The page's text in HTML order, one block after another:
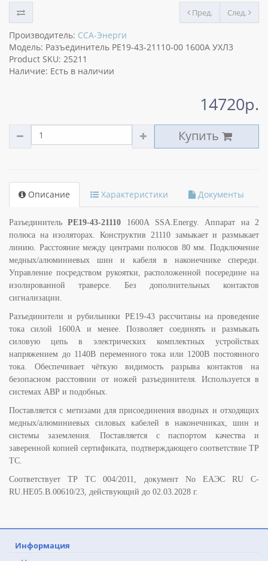
Пред. След.
Производитель: ССА-Энерги
Модель: Разъединитель РЕ19-43-21110-00 1600А УХЛ3
Product SKU: 25211
Наличие: Есть в наличии
14720р.
Купить
Описание Характеристики Документы
РазъединительРЕ19-43-21110 1600А SSA.Energy. Аппарат на 2
полюса на изоляторах. Конструктив 21110 замыкает и размыкает
линию. Расстояние между центрами полюсов 80 мм. Подключение
медных/алюминиевых шин и кабеля в наконечнике спереди.
Управление посредством рукоятки, расположенной посередине на
изолированной траверсе. Без дополнительных контактов
сигнализации.
Разъединители и рубильники РЕ19-43 рассчитаны на проведение
тока силой 1600А и менее. Позволяет соединять и размыкать
силовую цепь в электрических комплектных устройствах
напряжением до 1140В переменного тока или 1200В постоянного
тока. Обеспечивает чёткую видимость разрыва контактов на
безопасном расстоянии от ножей разъединителя. Используется в
системах АВР и подобных.
Поставляется с метизами для присоединения вводных и отходящих
медных/алюминиевых силовых кабелей в наконечниках, шин и
системы заземления. Поставляется с паспортом качества и
заверенной копией сертификата, подтверждающего соответствие ТР
ТС.
Соответствует ТР ТС 004/2011, документ No ЕАЭС RU C-
RU.НЕ05.B.00610/23, действующий до 02.03.2028 г.
Информация